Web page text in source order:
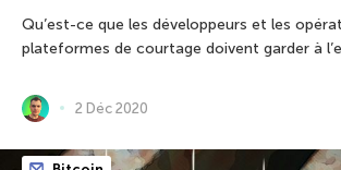
Qu’est-ce que les développeurs et les
plateformes de courtage doivent garder à
2 Déc 2020